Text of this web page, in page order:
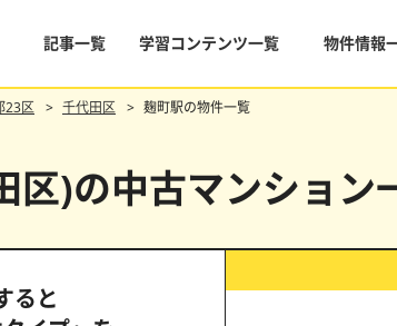
記事一覧 学習コンテンツ一覧 物件情報
23区 千代田区 麹町駅の物件一覧
区)の中古マンション
ると